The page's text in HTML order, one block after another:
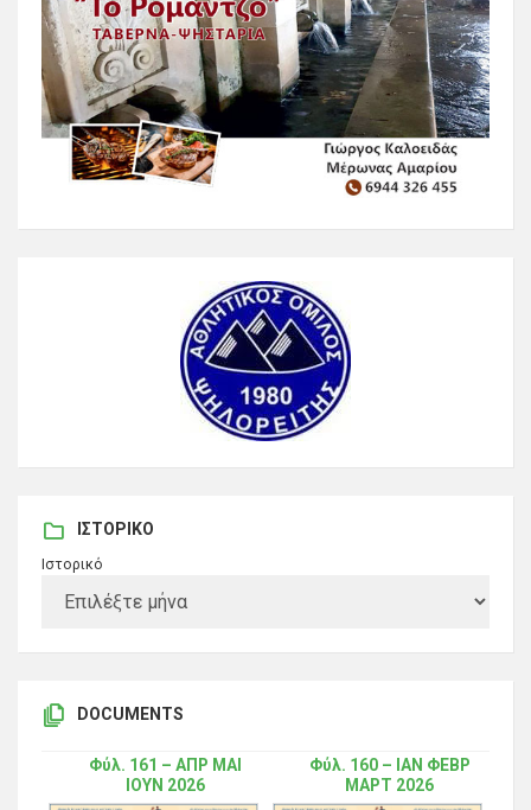
ΙΣΤΟΡΙΚΌ
Ιστορικό
DOCUMENTS
Φύλ. 161 – ΑΠΡ ΜΑΙ
ΙΟΥΝ 2026
Φύλ. 160 – ΙΑΝ ΦΕΒΡ
ΜΑΡΤ 2026